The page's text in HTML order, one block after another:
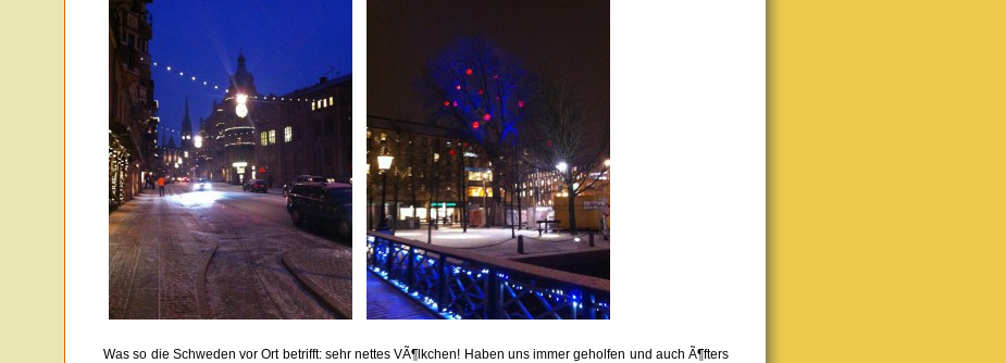
Was so die Schweden vor Ort betrifft: sehr nettes VÃ¶lkchen! Haben uns immer geholfen und auch Ã¶fters